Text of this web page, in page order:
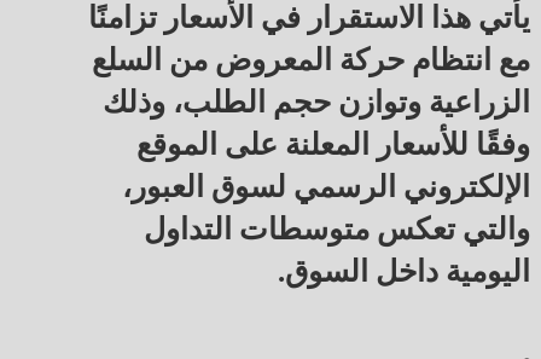
يأتي هذا الاستقرار في الأسعار تزامنًا
مع انتظام حركة المعروض من السلع
الزراعية وتوازن حجم الطلب، وذلك
وفقًا للأسعار المعلنة على الموقع
الإلكتروني الرسمي لسوق العبور،
والتي تعكس متوسطات التداول
اليومية داخل السوق.